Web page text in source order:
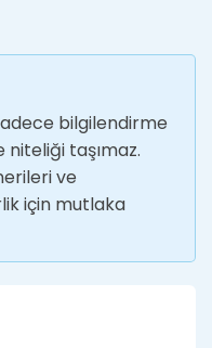
bilgilendirme
niteliği taşımaz.
ve
için mutlaka